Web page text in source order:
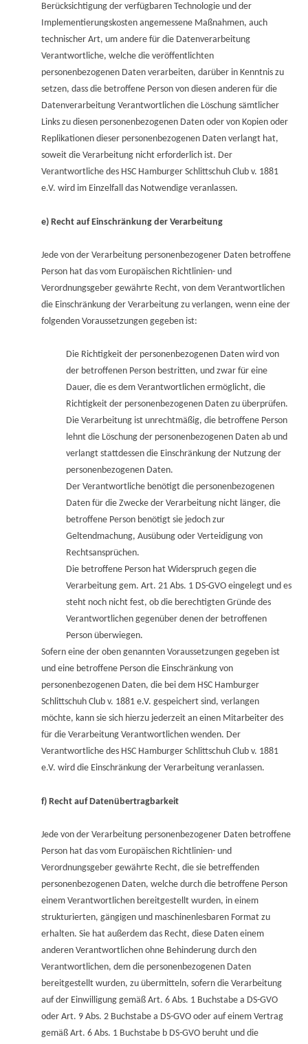
Berücksichtigung der verfügbaren Technologie und der
Implementierungskosten angemessene Maßnahmen, auch
technischer Art, um andere für die Datenverarbeitung
Verantwortliche, welche die veröffentlichten
personenbezogenen Daten verarbeiten, darüber in Kenntnis zu
setzen, dass die betroffene Person von diesen anderen für die
Datenverarbeitung Verantwortlichen die Löschung sämtlicher
Links zu diesen personenbezogenen Daten oder von Kopien oder
Replikationen dieser personenbezogenen Daten verlangt hat,
soweit die Verarbeitung nicht erforderlich ist. Der
Verantwortliche des HSC Hamburger Schlittschuh Club v. 1881
e.V. wird im Einzelfall das Notwendige veranlassen.
e) Recht auf Einschränkung der Verarbeitung
Jede von der Verarbeitung personenbezogener Daten betroffene
Person hat das vom Europäischen Richtlinien- und
Verordnungsgeber gewährte Recht, von dem Verantwortlichen
die Einschränkung der Verarbeitung zu verlangen, wenn eine der
folgenden Voraussetzungen gegeben ist:
Die Richtigkeit der personenbezogenen Daten wird von
der betroffenen Person bestritten, und zwar für eine
Dauer, die es dem Verantwortlichen ermöglicht, die
Richtigkeit der personenbezogenen Daten zu überprüfen.
Die Verarbeitung ist unrechtmäßig, die betroffene Person
lehnt die Löschung der personenbezogenen Daten ab und
verlangt stattdessen die Einschränkung der Nutzung der
personenbezogenen Daten.
Der Verantwortliche benötigt die personenbezogenen
Daten für die Zwecke der Verarbeitung nicht länger, die
betroffene Person benötigt sie jedoch zur
Geltendmachung, Ausübung oder Verteidigung von
Rechtsansprüchen.
Die betroffene Person hat Widerspruch gegen die
Verarbeitung gem. Art. 21 Abs. 1 DS-GVO eingelegt und es
steht noch nicht fest, ob die berechtigten Gründe des
Verantwortlichen gegenüber denen der betroffenen
Person überwiegen.
Sofern eine der oben genannten Voraussetzungen gegeben ist
und eine betroffene Person die Einschränkung von
personenbezogenen Daten, die bei dem HSC Hamburger
Schlittschuh Club v. 1881 e.V. gespeichert sind, verlangen
möchte, kann sie sich hierzu jederzeit an einen Mitarbeiter des
für die Verarbeitung Verantwortlichen wenden. Der
Verantwortliche des HSC Hamburger Schlittschuh Club v. 1881
e.V. wird die Einschränkung der Verarbeitung veranlassen.
f) Recht auf Datenübertragbarkeit
Jede von der Verarbeitung personenbezogener Daten betroffene
Person hat das vom Europäischen Richtlinien- und
Verordnungsgeber gewährte Recht, die sie betreffenden
personenbezogenen Daten, welche durch die betroffene Person
einem Verantwortlichen bereitgestellt wurden, in einem
strukturierten, gängigen und maschinenlesbaren Format zu
erhalten. Sie hat außerdem das Recht, diese Daten einem
anderen Verantwortlichen ohne Behinderung durch den
Verantwortlichen, dem die personenbezogenen Daten
bereitgestellt wurden, zu übermitteln, sofern die Verarbeitung
auf der Einwilligung gemäß Art. 6 Abs. 1 Buchstabe a DS-GVO
oder Art. 9 Abs. 2 Buchstabe a DS-GVO oder auf einem Vertrag
gemäß Art. 6 Abs. 1 Buchstabe b DS-GVO beruht und die